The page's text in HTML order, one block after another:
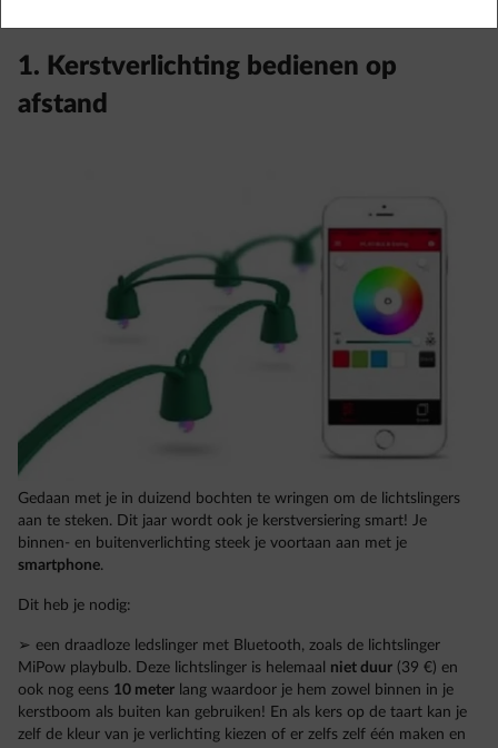
1. Kerstverlichting bedienen op
afstand
Gedaan met je in duizend bochten te wringen om de lichtslingers
aan te steken. Dit jaar wordt ook je kerstversiering smart! Je
binnen- en buitenverlichting steek je voortaan aan met je
smartphone.
Dit heb je nodig:
➢ een draadloze ledslinger met Bluetooth, zoals de lichtslinger
MiPow playbulb. Deze lichtslinger is helemaal niet duur (39 €) en
ook nog eens 10 meter lang waardoor je hem zowel binnen in je
kerstboom als buiten kan gebruiken! En als kers op de taart kan je
zelf de kleur van je verlichting kiezen of er zelfs zelf één maken en